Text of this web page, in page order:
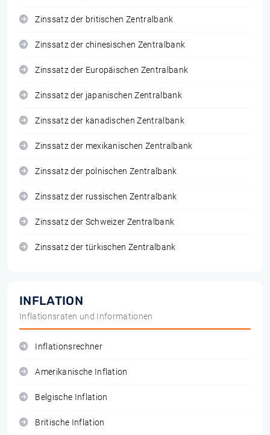
Zinssatz der britischen Zentralbank
Zinssatz der chinesischen Zentralbank
Zinssatz der Europäischen Zentralbank
Zinssatz der japanischen Zentralbank
Zinssatz der kanadischen Zentralbank
Zinssatz der mexikanischen Zentralbank
Zinssatz der polnischen Zentralbank
Zinssatz der russischen Zentralbank
Zinssatz der Schweizer Zentralbank
Zinssatz der türkischen Zentralbank
INFLATION
Inflationsraten und Informationen
Inflationsrechner
Amerikanische Inflation
Belgische Inflation
Britische Inflation